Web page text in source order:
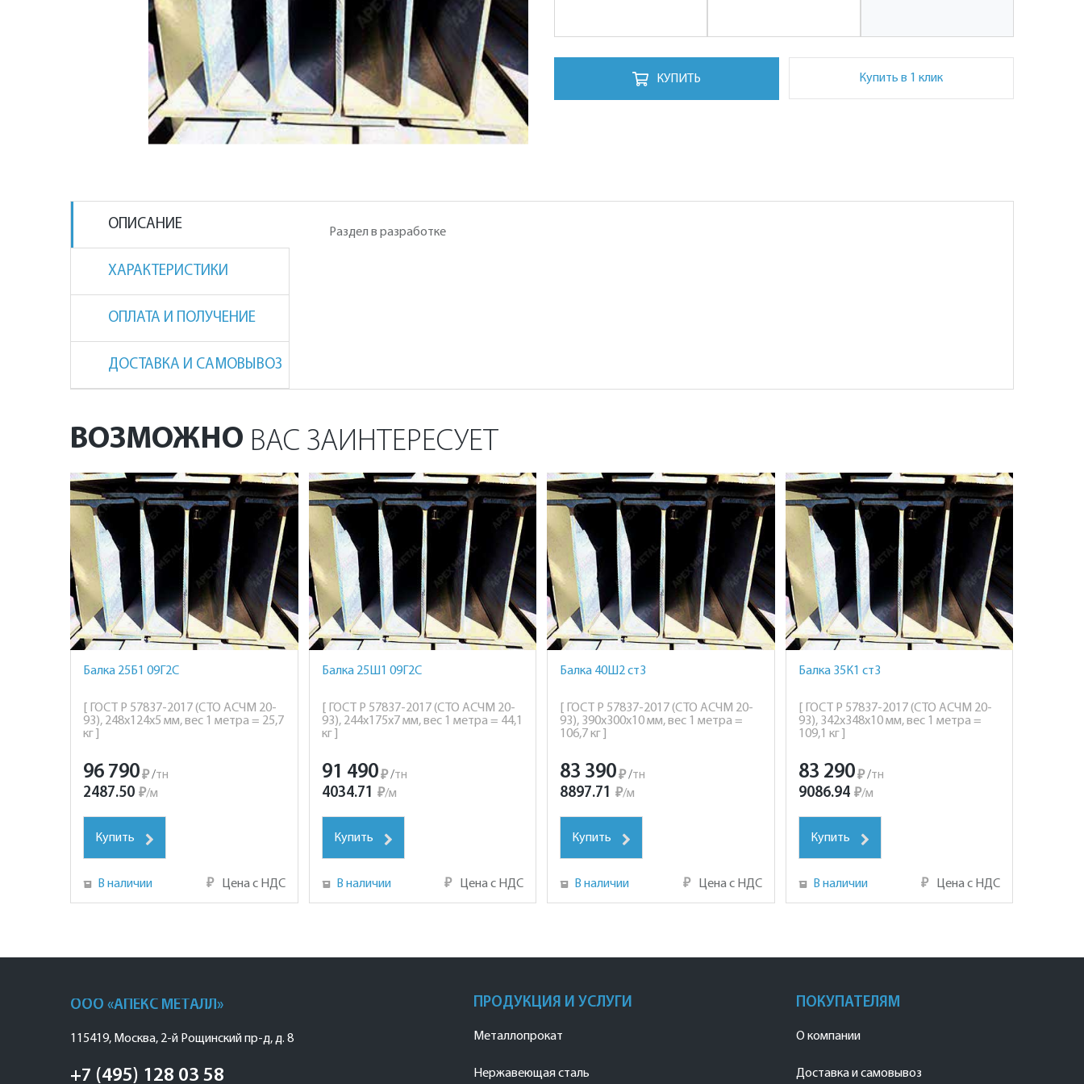
КУПИТЬ Купить в 1 клик
ОПИСАНИЕ
ХАРАКТЕРИСТИКИ
ОПЛАТА И ПОЛУЧЕНИЕ
ДОСТАВКА И САМОВЫВОЗ
Раздел в разработке
ВОЗМОЖНО ВАС ЗАИНТЕРЕСУЕТ
Балка 25Б1 09Г2С
[ ГОСТ Р 57837-2017 (СТО АСЧМ 20-
93), 248х124х5 мм, вес 1 метра = 25,7
кг ]
96 790₽ /тн
2487.50 ₽/м
Купить
В наличии ₽ Цена с НДС
Балка 25Ш1 09Г2С
[ ГОСТ Р 57837-2017 (СТО АСЧМ 20-
93), 244х175х7 мм, вес 1 метра = 44,1
кг ]
91 490 ₽ /тн
4034.71 ₽/м
Купить
В наличии ₽ Цена с НДС
Балка 40Ш2 ст3
[ ГОСТ Р 57837-2017 (СТО АСЧМ 20-
93), 390х300х10 мм, вес 1 метра =
106,7 кг ]
83 390₽ /тн
8897.71 ₽/м
Купить
В наличии ₽ Цена с НДС
Балка 35К1 ст3
[ ГОСТ Р 57837-2017 (СТО АСЧМ 20-
93), 342х348х10 мм, вес 1 метра =
109,1 кг ]
83 290 ₽ /тн
9086.94 ₽/м
Купить
В наличии ₽ Цена с НДС
ООО «АПЕКС МЕТАЛЛ»
115419, Москва, 2-й Рощинский пр-д, д. 8
+7 (495) 128 03 58
ПРОДУКЦИЯ И УСЛУГИ
Металлопрокат
Нержавеющая сталь
ПОКУПАТЕЛЯМ
О компании
Доставка и самовывоз